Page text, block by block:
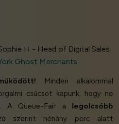
H - Head of Digital Sales
Ghost Merchants
Minden alkalommal
csúcsot kapunk, hogy ne
A Queue-Fair a legolcsóbb
szerint néhány perc alatt